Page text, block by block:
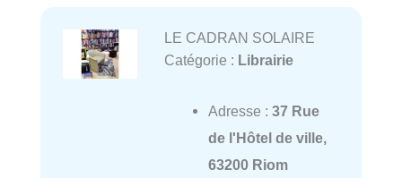
LE CADRAN SOLAIRE
Catégorie : Librairie
Adresse : 37 Rue
de l'Hôtel de ville,
63200 Riom